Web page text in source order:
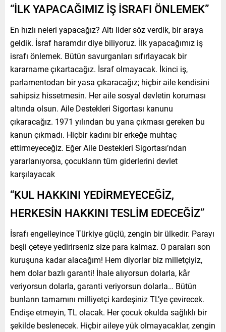
“İLK YAPACAĞIMIZ İŞ İSRAFI ÖNLEMEK”
En hızlı neleri yapacağız? Altı lider söz verdik, bir araya
geldik. İsraf haramdır diye biliyoruz. İlk yapacağımız iş
israfı önlemek. Bütün savurganları sıfırlayacak bir
kararname çıkartacağız. İsraf olmayacak. İkinci iş,
parlamentodan bir yasa çıkaracağız; hiçbir aile kendisini
sahipsiz hissetmesin. Her aile sosyal devletin koruması
altında olsun. Aile Destekleri Sigortası kanunu
çıkaracağız. 1971 yılından bu yana çıkması gereken bu
kanun çıkmadı. Hiçbir kadını bir erkeğe muhtaç
ettirmeyeceğiz. Eğer Aile Destekleri Sigortası’ndan
yararlanıyorsa, çocukların tüm giderlerini devlet
karşılayacak
“KUL HAKKINI YEDİRMEYECEĞİZ,
HERKESİN HAKKINI TESLİM EDECEĞİZ”
İsrafı engelleyince Türkiye güçlü, zengin bir ülkedir. Parayı
beşli çeteye yedirirseniz size para kalmaz. O paraları son
kuruşuna kadar alacağım! Hem diyorlar biz milletçiyiz,
hem dolar bazlı garanti! İhale alıyorsun dolarla, kâr
veriyorsun dolarla, garanti veriyorsun dolarla… Bütün
bunların tamamını milliyetçi kardeşiniz TL’ye çevirecek.
Endişe etmeyin, TL olacak. Her çocuk okulda sağlıklı bir
şekilde beslenecek. Hiçbir aileye yük olmayacaklar, zengin